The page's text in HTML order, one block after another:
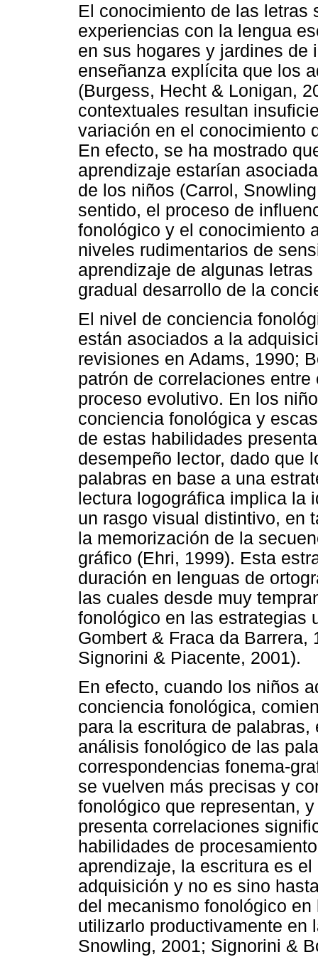
El conocimiento de las letras
experiencias con la lengua
en sus hogares y jardines de
enseñanza explícita que los
(Burgess, Hecht & Lonigan,
contextuales resultan
variación en el conocimiento
En efecto, se ha mostrado
aprendizaje estarían
de los niños (Carrol,
sentido, el proceso de
fonológico y el conocimiento
niveles rudimentarios de
aprendizaje de algunas
gradual desarrollo de la
El nivel de conciencia
están asociados a la
revisiones en Adams, 1990;
patrón de correlaciones
proceso evolutivo. En los
conciencia fonológica y
de estas habilidades
desempeño lector, dado que
palabras en base a una
lectura logográfica implica la
un rasgo visual distintivo, en
la memorización de la
gráfico (Ehri, 1999). Esta
duración en lenguas de
las cuales desde muy
fonológico en las estrategias
Gombert & Fraca da
Signorini & Piacente, 2001).
En efecto, cuando los niños
conciencia fonológica,
para la escritura de
análisis fonológico de las
correspondencias fonema-
se vuelven más precisas y
fonológico que representan,
presenta correlaciones
habilidades de
aprendizaje, la escritura es
adquisición y no es sino
del mecanismo fonológico
utilizarlo productivamente en
Snowling, 2001; Signorini &